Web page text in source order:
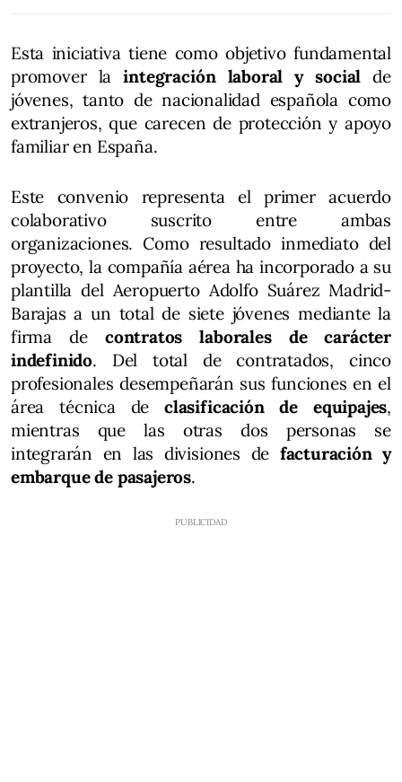
Esta iniciativa tiene como objetivo fundamental
promover la integración laboral y socialde
jóvenes, tanto de nacionalidad española como
extranjeros, que carecen de protección y apoyo
familiar en España.
Este convenio representa el primer acuerdo
colaborativo suscrito entre ambas
organizaciones. Como resultado inmediato del
proyecto, la compañía aérea ha incorporado a su
plantilla del Aeropuerto Adolfo Suárez Madrid-
Barajas a un total de siete jóvenes mediante la
firma de contratos laborales de carácter
indefinido. Del total de contratados, cinco
profesionales desempeñarán sus funciones en el
área técnica declasificación de equipajes,
mientras que las otras dos personas se
integrarán en las divisiones de facturación y
embarque de pasajeros.